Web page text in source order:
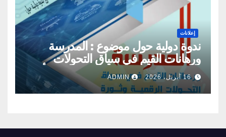
إعلانات
ندوة دولية حول موضوع : المدرسة
ورهانات القيم في سياق التحولات
الرقمية وثورة الذكاء الاصطناعي : الأبعاد
والتحديات
16 أبريل، 2026 ADMIN